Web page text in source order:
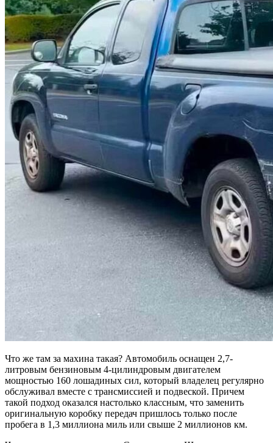
Что же там за махина такая? Автомобиль оснащен 2,7-
литровым бензиновым 4-цилиндровым двигателем
мощностью 160 лошадиных сил, который владелец регулярно
обслуживал вместе с трансмиссией и подвеской. Причем
такой подход оказался настолько классным, что заменить
оригинальную коробку передач пришлось только после
пробега в 1,3 миллиона миль или свыше 2 миллионов км.